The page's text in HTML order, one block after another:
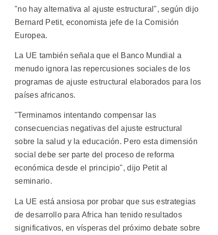
"no hay alternativa al ajuste estructural", según dijo
Bernard Petit, economista jefe de la Comisión
Europea.
La UE también señala que el Banco Mundial a
menudo ignora las repercusiones sociales de los
programas de ajuste estructural elaborados para los
países africanos.
"Terminamos intentando compensar las
consecuencias negativas del ajuste estructural
sobre la salud y la educación. Pero esta dimensión
social debe ser parte del proceso de reforma
económica desde el principio", dijo Petit al
seminario.
La UE está ansiosa por probar que sus estrategias
de desarrollo para Africa han tenido resultados
significativos, en vísperas del próximo debate sobre